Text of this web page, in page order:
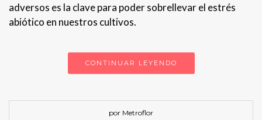
adversos es la clave para poder sobrellevar el estrés
abiótico en nuestros cultivos.
CONTINUAR LEYENDO
por Metroflor